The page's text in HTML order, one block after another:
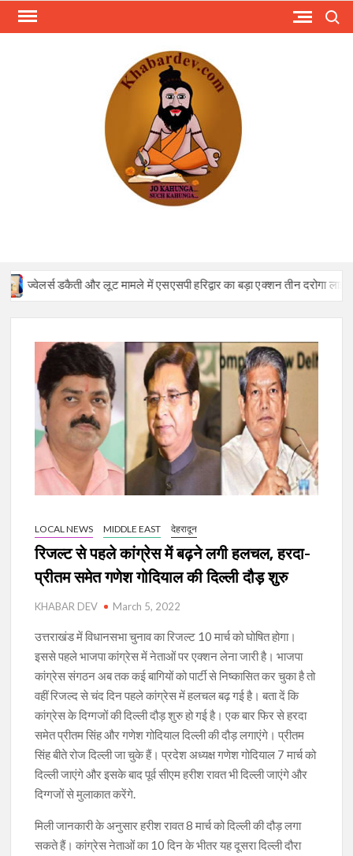
Skip
ज्वेलर्स डकैती और लूट मामले में एसएसपी हरिद्वार का बड़ा एक्शन तीन दरोगा लाइन
LOCAL NEWS MIDDLE EAST देहरादून
रिजल्ट से पहले कांग्रेस में बढ़ने लगी हलचल, हरदा-
प्रीतम समेत गणेश गोदियाल की दिल्ली दौड़ शुरु
KHABAR DEV March 5, 2022
उत्तराखंड में विधानसभा चुनाव का रिजल्ट 10 मार्च को घोषित होगा।
इससे पहले भाजपा कांग्रेस में नेताओं पर एक्शन लेना जारी है। भाजपा
कांग्रेस संगठन अब तक कई बागियों को पार्टी से निष्कासित कर चुका है तो
वहीं रिजल्द से चंद दिन पहले कांग्रेस में हलचल बढ़ गई है। बता दें कि
कांग्रेस के दिग्गजों की दिल्ली दौड़ शुरु हो गई है। एक बार फिर से हरदा
समेत प्रीतम सिंह और गणेश गोदियाल दिल्ली की दौड़ लगाएंगे। प्रीतम
सिंह बीते रोज दिल्ली जा चुके हैं। प्रदेश अध्यक्ष गणेश गोदियाल 7 मार्च को
दिल्ली जाएंगे और इसके बाद पूर्व सीएम हरीश रावत भी दिल्ली जाएंगे और
दिग्गजों से मुलाकात करेंगे.
मिली जानकारी के अनुसार हरीश रावत 8 मार्च को दिल्ली की दौड़ लगा
सकते हैं। कांग्रेस नेताओं का 10 दिन के भीतर यह दूसरा दिल्ली दौरा